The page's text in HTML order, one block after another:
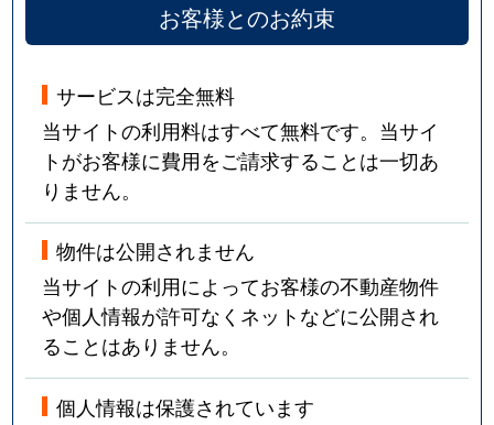
お客様とのお約束
サービスは完全無料
当サイトの利用料はすべて無料です。当サイ
トがお客様に費用をご請求することは一切あ
りません。
物件は公開されません
当サイトの利用によってお客様の不動産物件
や個人情報が許可なくネットなどに公開され
ることはありません。
個人情報は保護されています